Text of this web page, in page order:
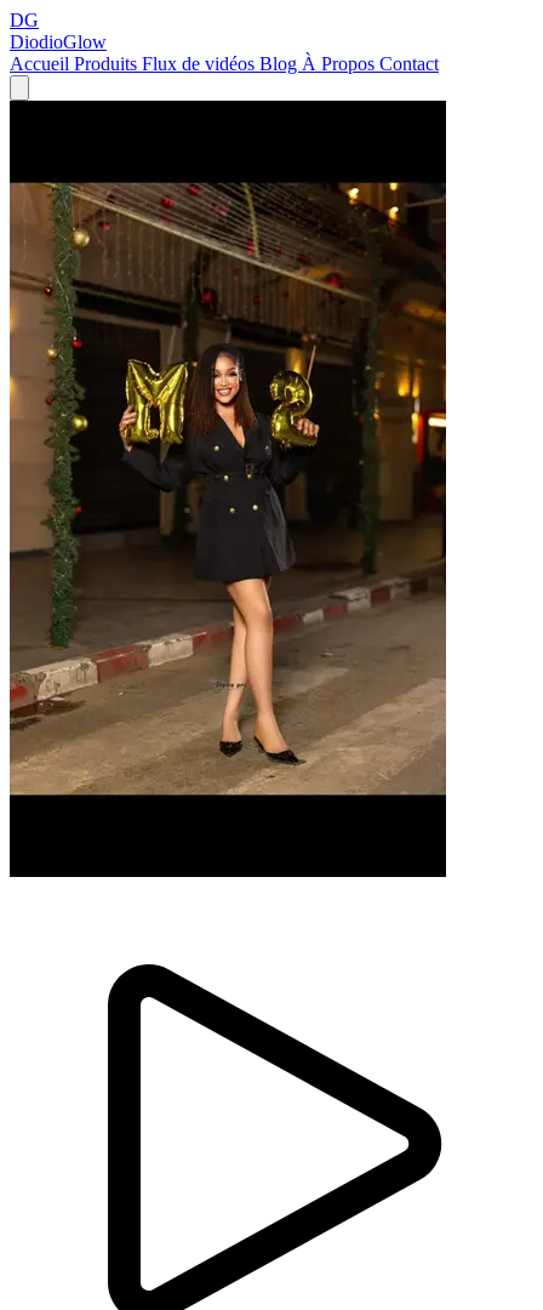
DG
DiodioGlow
Accueil Produits Flux de vidéos Blog À Propos Contact